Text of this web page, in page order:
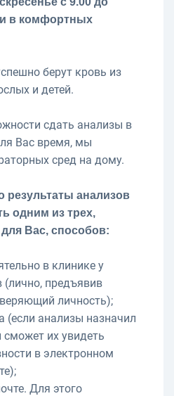
и в комфортных
берут кровь из
и детей.
сдать анализы в
Вас время, мы
сред на дому.
результаты анализов
одним из трех,
Вас, способов:
в клинике у
(лично, предъявив
личность);
(если анализы назначил
их увидеть
в электронном
Для этого